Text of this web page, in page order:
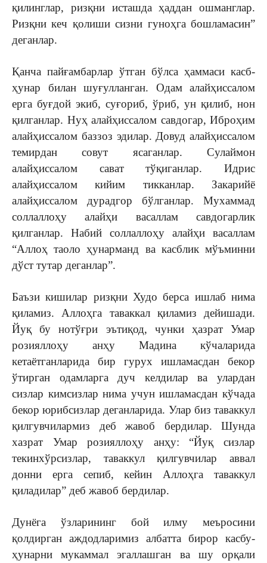
қилинглар, ризқни исташда ҳаддан ошманглар.
Ризқни кеч қолиши сизни гуноҳга бошламасин”
деганлар.
Қанча пайғамбарлар ўтган бўлса ҳаммаси касб-
ҳунар билан шуғулланган. Одам алайҳиссалом
ерга буғдой экиб, суғориб, ўриб, ун қилиб, нон
қилганлар. Нуҳ алайҳиссалом савдогар, Иброҳим
алайҳиссалом баззоз эдилар. Довуд алайҳиссалом
темирдан совут ясаганлар. Сулаймон
алайҳиссалом сават тўқиганлар. Идрис
алайҳиссалом кийим тикканлар. Закарийё
алайҳиссалом дурадгор бўлганлар. Мухаммад
соллаллоҳу алайҳи васаллам савдогарлик
қилганлар. Набий соллаллоҳу алайҳи васаллам
“Аллоҳ таоло ҳунарманд ва касблик мўъминни
дўст тутар деганлар”.
Баъзи кишилар ризқни Худо берса ишлаб нима
қиламиз. Аллоҳга таваккал қиламиз дейишади.
Йуқ бу нотўғри эътиқод, чунки ҳазрат Умар
розияллоҳу анҳу Мадина кўчаларида
кетаётганларида бир гурух ишламасдан бекор
ўтирган одамларга дуч келдилар ва улардан
сизлар кимсизлар нима учун ишламасдан кўчада
бекор юрибсизлар деганларида. Улар биз таваккул
қилгувчилармиз деб жавоб бердилар. Шунда
хазрат Умар розияллоҳу анҳу: “Йуқ сизлар
текинхўрсизлар, таваккул қилгувчилар аввал
донни ерга сепиб, кейин Аллоҳга таваккул
қиладилар” деб жавоб бердилар.
Дунёга ўзларининг бой илму меъросини
қолдирган аждодларимиз албатта бирор касбу-
ҳунарни мукаммал эгаллашган ва шу орқали